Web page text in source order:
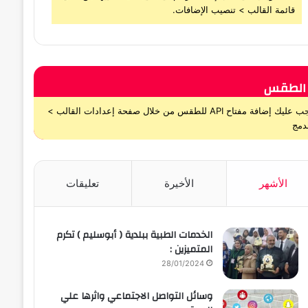
قائمة القالب > تنصيب الإضافات.
الطقس
يجب عليك إضافة مفتاح API للطقس من خلال صفحة إعدادات القالب >
الأشهر الأخيرة تعليقات
الخدمات الطبية ببلدية ( أبوسليم ) تكرم
المتميزين :
28/01/2024
وسائل التواصل الاجتماعي واثرها علي